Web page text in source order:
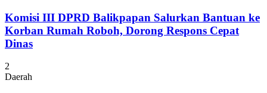
Komisi III DPRD Balikpapan Salurkan Bantuan ke
Korban Rumah Roboh, Dorong Respons Cepat
Dinas
2
Daerah